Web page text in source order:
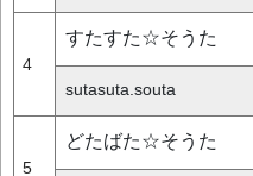
4
すたすた☆そうた
sutasuta.souta
5
どたばた☆そうた